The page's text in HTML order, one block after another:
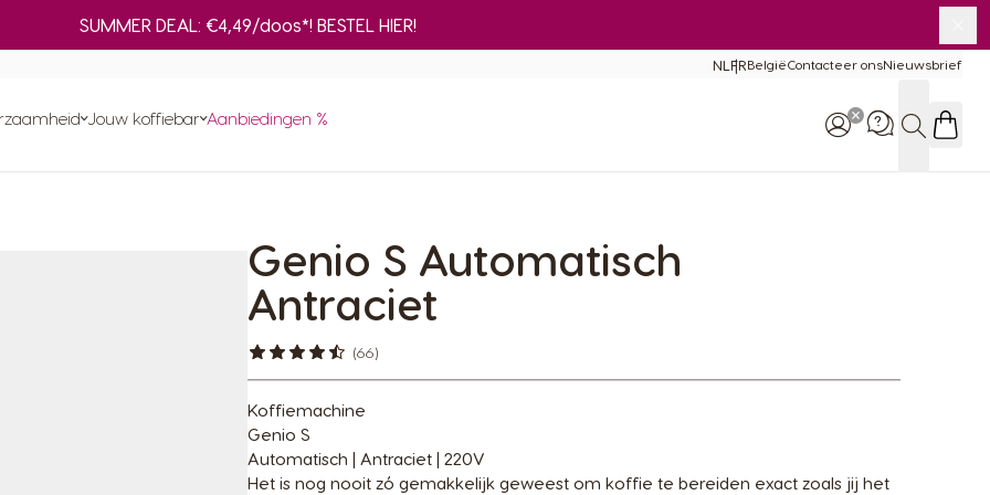
SUMMER DEAL: €4,49/doos*! BESTEL HIER!
Taal
NL FRBelgiëContacteer onsNieuwsbrief
Adapter
Bereid een selectie zwarte NEO-koffies
met je ORIGINAL-machine
Jouw koffiebar Aanbiedingen % Zoeken
Genio S Automatisch
Antraciet
(66)
Koffiemachine
Genio S
Automatisch | Antraciet | 220V
Het is nog nooit zó gemakkelijk geweest om koffie te bereiden exact zoals jij het